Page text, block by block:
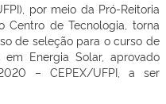
por meio da Pró-Reitoria
Centro de Tecnologia, torna
de seleção para o curso de
Energia Solar, aprovado
– CEPEX/UFPI, a ser